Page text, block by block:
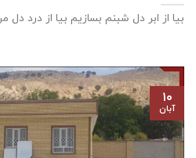
بیا از ابر دل شبنم بسازیم بیا از درد
۱۰
آبان